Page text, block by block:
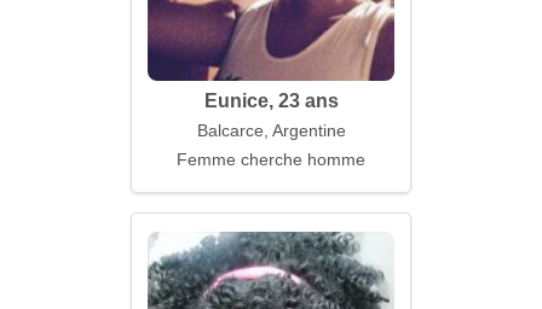
Eunice, 23 ans
Balcarce, Argentine
Femme cherche homme